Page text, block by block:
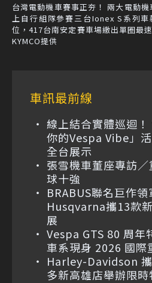
台灣電動機車賽事正夯！ 兩大電動
上自行組隊參賽三台Ionex S系列
位，417台南安定賽車場繳出單圈最
KYMCO提供
車訊最前線
線上結合實體巡迴
你的Vespa Vibe」
全台展示
張雪機車董座專訪
球十強
BRABUS聯名巨作
Husqvarna攜13款
展
Vespa GTS 80 周年
車系現身 2026 國際
Harley-Davidson 攜
多新高雄店舉辦限時